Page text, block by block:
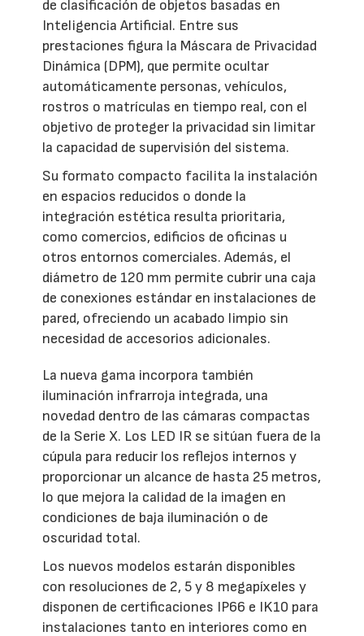
de clasificación de objetos basadas en
Inteligencia Artificial. Entre sus
prestaciones figura la Máscara de Privacidad
Dinámica (DPM), que permite ocultar
automáticamente personas, vehículos,
rostros o matrículas en tiempo real, con el
objetivo de proteger la privacidad sin limitar
la capacidad de supervisión del sistema.
Su formato compacto facilita la instalación
en espacios reducidos o donde la
integración estética resulta prioritaria,
como comercios, edificios de oficinas u
otros entornos comerciales. Además, el
diámetro de 120 mm permite cubrir una caja
de conexiones estándar en instalaciones de
pared, ofreciendo un acabado limpio sin
necesidad de accesorios adicionales.
La nueva gama incorpora también
iluminación infrarroja integrada, una
novedad dentro de las cámaras compactas
de la Serie X. Los LED IR se sitúan fuera de la
cúpula para reducir los reflejos internos y
proporcionar un alcance de hasta 25 metros,
lo que mejora la calidad de la imagen en
condiciones de baja iluminación o de
oscuridad total.
Los nuevos modelos estarán disponibles
con resoluciones de 2, 5 y 8 megapíxeles y
disponen de certificaciones IP66 e IK10 para
instalaciones tanto en interiores como en